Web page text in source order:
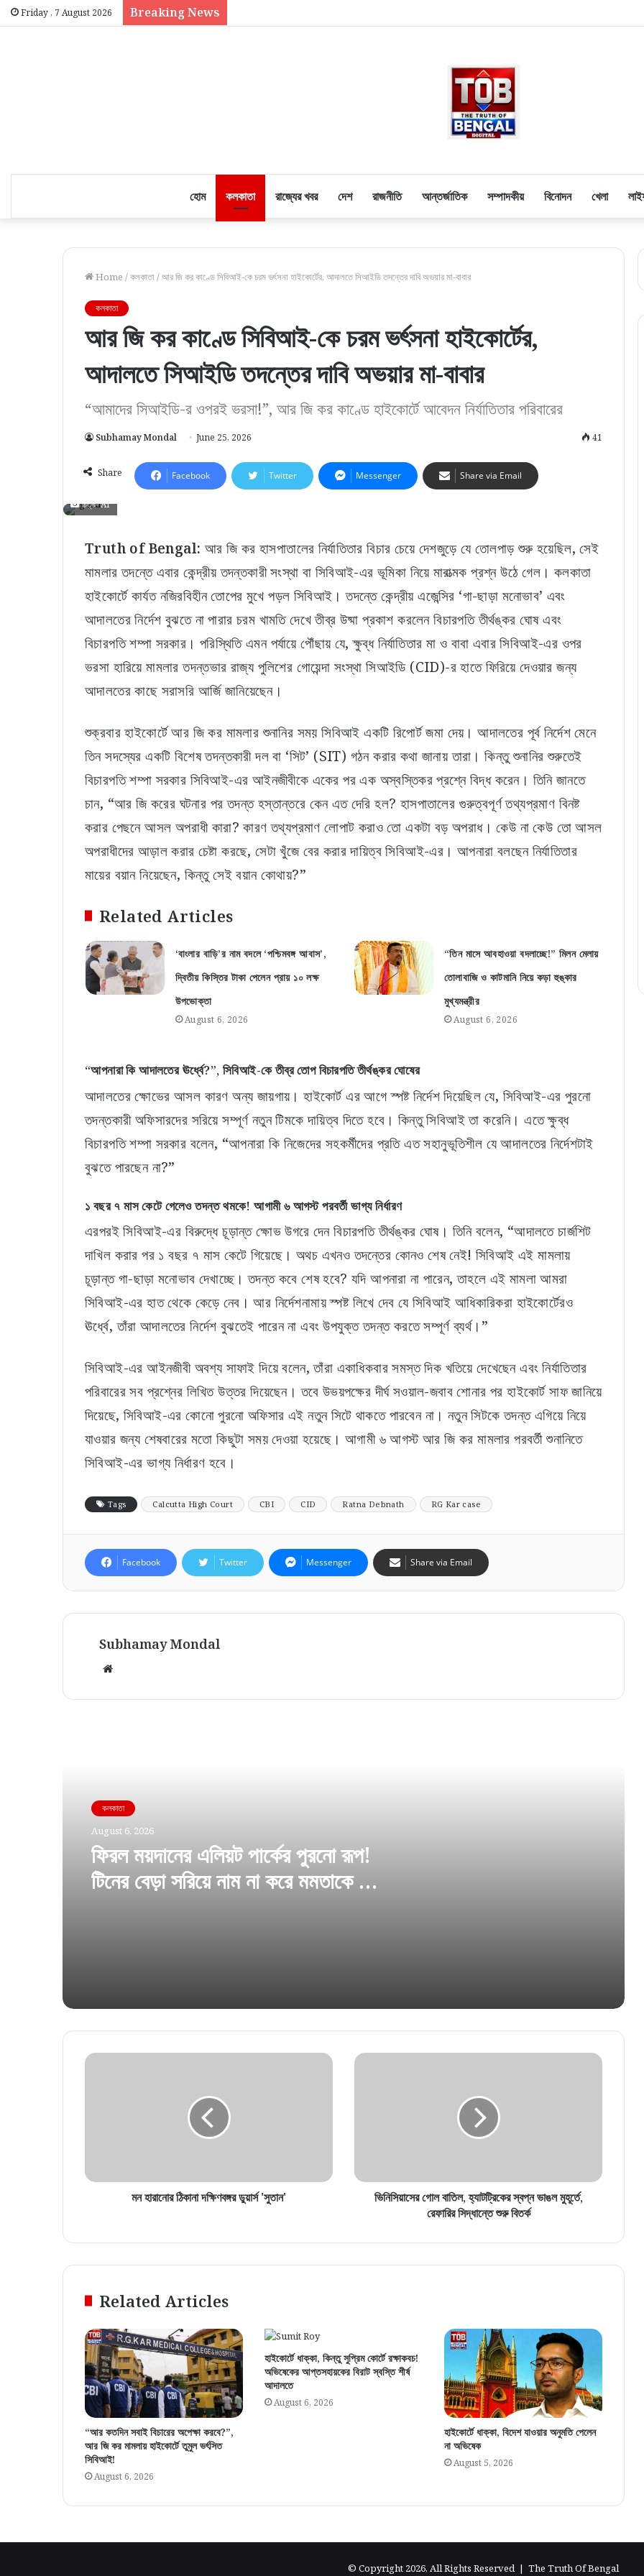
Friday , 7 August 2026 Breaking News
হোম কলকাতা রাজ্যের খবর দেশ রাজনীতি আন্তর্জাতিক সম্পাদকীয় বিনোদন খেলা
Home /কলকাতা /আর জি কর কাণ্ডে সিবিআই-কে চরম ভর্ৎসনা হাইকোর্টের, আদালতে সিআইডি তদন্তের দাবি অভয়ার মা-বাবার
কলকাতা
আর জি কর কাণ্ডে সিবিআই-কে চরম ভর্ৎসনা হাইকোর্টের,
আদালতে সিআইডি তদন্তের দাবি অভয়ার মা-বাবার
“আমাদের সিআইডি-র ওপরই ভরসা!”, আর জি কর কাণ্ডে হাইকোর্টে আবেদন নির্যাতিতার পরিবারের
Subhamay Mondal June 25, 2026 41
Share Facebook Twitter Messenger Share via Email
চিত্র- AI
Truth of Bengal: আর জি কর হাসপাতালের নির্যাতিতার বিচার চেয়ে দেশজুড়ে যে তোলপাড় শুরু হয়েছিল, সেই
মামলার তদন্তে এবার কেন্দ্রীয় তদন্তকারী সংস্থা বা সিবিআই-এর ভূমিকা নিয়ে মারাত্মক প্রশ্ন উঠে গেল। কলকাতা
হাইকোর্টে কার্যত নজিরবিহীন তোপের মুখে পড়ল সিবিআই। তদন্তে কেন্দ্রীয় এজেন্সির ‘গা-ছাড়া মনোভাব’ এবং
আদালতের নির্দেশ বুঝতে না পারার চরম খামতি দেখে তীব্র উষ্মা প্রকাশ করলেন বিচারপতি তীর্থঙ্কর ঘোষ এবং
বিচারপতি শম্পা সরকার। পরিস্থিতি এমন পর্যায়ে পৌঁছায় যে, ক্ষুব্ধ নির্যাতিতার মা ও বাবা এবার সিবিআই-এর ওপর
ভরসা হারিয়ে মামলার তদন্তভার রাজ্য পুলিশের গোয়েন্দা সংস্থা সিআইডি (CID)-র হাতে ফিরিয়ে দেওয়ার জন্য
আদালতের কাছে সরাসরি আর্জি জানিয়েছেন।
শুক্রবার হাইকোর্টে আর জি কর মামলার শুনানির সময় সিবিআই একটি রিপোর্ট জমা দেয়। আদালতের পূর্ব নির্দেশ মেনে
তিন সদস্যের একটি বিশেষ তদন্তকারী দল বা ‘সিট’ (SIT) গঠন করার কথা জানায় তারা। কিন্তু শুনানির শুরুতেই
বিচারপতি শম্পা সরকার সিবিআই-এর আইনজীবীকে একের পর এক অস্বস্তিকর প্রশ্নে বিদ্ধ করেন। তিনি জানতে
চান, “আর জি করের ঘটনার পর তদন্ত হস্তান্তরে কেন এত দেরি হল? হাসপাতালের গুরুত্বপূর্ণ তথ্যপ্রমাণ বিনষ্ট
করার পেছনে আসল অপরাধী কারা? কারণ তথ্যপ্রমাণ লোপাট করাও তো একটা বড় অপরাধ। কেউ না কেউ তো আসল
অপরাধীদের আড়াল করার চেষ্টা করছে, সেটা খুঁজে বের করার দায়িত্ব সিবিআই-এর। আপনারা বলছেন নির্যাতিতার
মায়ের বয়ান নিয়েছেন, কিন্তু সেই বয়ান কোথায়?”
Related Articles
‘বাংলার বাড়ি’র নাম বদলে ‘পশ্চিমবঙ্গ আবাস’,
দ্বিতীয় কিস্তির টাকা পেলেন প্রায় ১০ লক্ষ
উপভোক্তা
August 6, 2026
“তিন মাসে আবহাওয়া বদলাচ্ছে!” মিলন মেলায়
তোলাবাজি ও কাটমানি নিয়ে কড়া হুঙ্কার
মুখ্যমন্ত্রীর
August 6, 2026
“আপনারা কি আদালতের ঊর্ধ্বে?”, সিবিআই-কে তীব্র তোপ বিচারপতি তীর্থঙ্কর ঘোষের
আদালতের ক্ষোভের আসল কারণ অন্য জায়গায়। হাইকোর্ট এর আগে স্পষ্ট নির্দেশ দিয়েছিল যে, সিবিআই-এর পুরনো
তদন্তকারী অফিসারদের সরিয়ে সম্পূর্ণ নতুন টিমকে দায়িত্ব দিতে হবে। কিন্তু সিবিআই তা করেনি। এতে ক্ষুব্ধ
বিচারপতি শম্পা সরকার বলেন, “আপনারা কি নিজেদের সহকর্মীদের প্রতি এত সহানুভূতিশীল যে আদালতের নির্দেশটাই
বুঝতে পারছেন না?”
১ বছর ৭ মাস কেটে গেলেও তদন্ত থমকে! আগামী ৬ আগস্ট পরবর্তী ভাগ্য নির্ধারণ
এরপরই সিবিআই-এর বিরুদ্ধে চূড়ান্ত ক্ষোভ উগরে দেন বিচারপতি তীর্থঙ্কর ঘোষ। তিনি বলেন, “আদালতে চার্জশিট
দাখিল করার পর ১ বছর ৭ মাস কেটে গিয়েছে। অথচ এখনও তদন্তের কোনও শেষ নেই! সিবিআই এই মামলায়
চূড়ান্ত গা-ছাড়া মনোভাব দেখাচ্ছে। তদন্ত কবে শেষ হবে? যদি আপনারা না পারেন, তাহলে এই মামলা আমরা
সিবিআই-এর হাত থেকে কেড়ে নেব। আর নির্দেশনামায় স্পষ্ট লিখে দেব যে সিবিআই আধিকারিকরা হাইকোর্টেরও
ঊর্ধ্বে, তাঁরা আদালতের নির্দেশ বুঝতেই পারেন না এবং উপযুক্ত তদন্ত করতে সম্পূর্ণ ব্যর্থ।”
সিবিআই-এর আইনজীবী অবশ্য সাফাই দিয়ে বলেন, তাঁরা একাধিকবার সমস্ত দিক খতিয়ে দেখেছেন এবং নির্যাতিতার
পরিবারের সব প্রশ্নের লিখিত উত্তর দিয়েছেন। তবে উভয়পক্ষের দীর্ঘ সওয়াল-জবাব শোনার পর হাইকোর্ট সাফ জানিয়ে
দিয়েছে, সিবিআই-এর কোনো পুরনো অফিসার এই নতুন সিটে থাকতে পারবেন না। নতুন সিটকে তদন্ত এগিয়ে নিয়ে
যাওয়ার জন্য শেষবারের মতো কিছুটা সময় দেওয়া হয়েছে। আগামী ৬ আগস্ট আর জি কর মামলার পরবর্তী শুনানিতে
সিবিআই-এর ভাগ্য নির্ধারণ হবে।
Tags Calcutta High Court CBI CID Ratna Debnath RG Kar case
Facebook Twitter Messenger Share via Email
Subhamay Mondal
Website
কলকাতা
August 6, 2026
ফিরল ময়দানের এলিয়ট পার্কের পুরনো রূপ!
টিনের বেড়া সরিয়ে নাম না করে মমতাকে খোঁচা
অন্তরালে থেকেই রক্ষাকবচের আর্জি! হাই কোর্টের
মন হারানোর ঠিকানা দক্ষিণবঙ্গর ডুয়ার্স 'সুতান'
ভিনিসিয়াসের গোল বাতিল, হ্যাটট্রিকের স্বপ্ন ভাঙল মুহূর্তে,
রেফারির সিদ্ধান্তে শুরু বিতর্ক
Related Articles
“আর কতদিন সবাই বিচারের অপেক্ষা করবে?”,
আর জি কর মামলায় হাইকোর্টে তুমুল ভর্ৎসিত
সিবিআই!
August 6, 2026
হাইকোর্টে ধাক্কা, কিন্তু সুপ্রিম কোর্টে রক্ষাকবচ!
অভিষেকের আপ্তসহায়কের বিরাট স্বস্তি শীর্ষ
আদালতে
August 6, 2026
হাইকোর্টে ধাক্কা, বিদেশ যাওয়ার অনুমতি পেলেন
না অভিষেক
August 5, 2026
© Copyright 2026, All Rights Reserved | The Truth Of Bengal